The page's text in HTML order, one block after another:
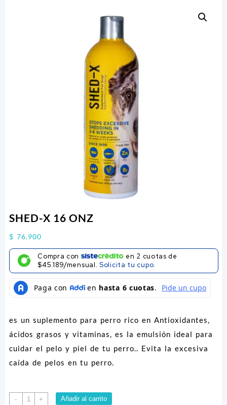
SHED-X 16 ONZ
$ 76.900
Compra con en 2 cuotas de
$45.189/mensual.Solicita tu cupo.
es un suplemento para perro rico en Antioxidantes,
ácidos grasos y vitaminas, es la emulsión ideal para
cuidar el pelo y piel de tu perro.. Evita la excesiva
caída de pelos en tu perro.
-
SHED-
+ Añadir al carrito